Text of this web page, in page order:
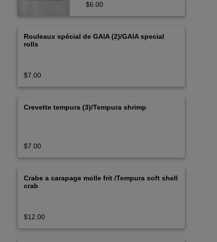
$6.00
Rouleaux spécial de GAIA (2)/GAIA special
rolls
$7.00
Crevette tempura (3)/Tempura shrimp
$7.00
Crabe a carapage molle frit /Tempura soft shell
crab
$12.00